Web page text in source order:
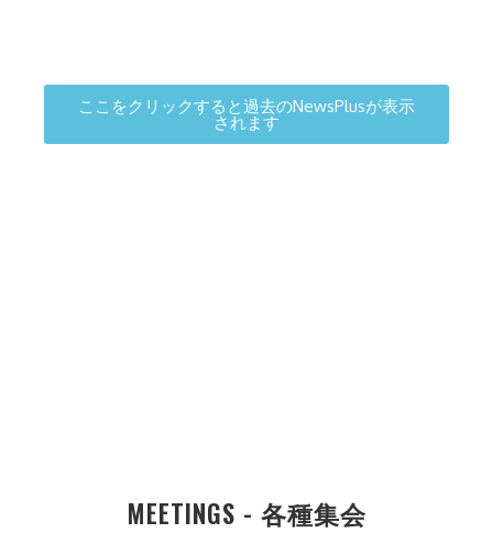
ここをクリックすると過去のNewsPlusが表示
されます
MEETINGS - 各種集会